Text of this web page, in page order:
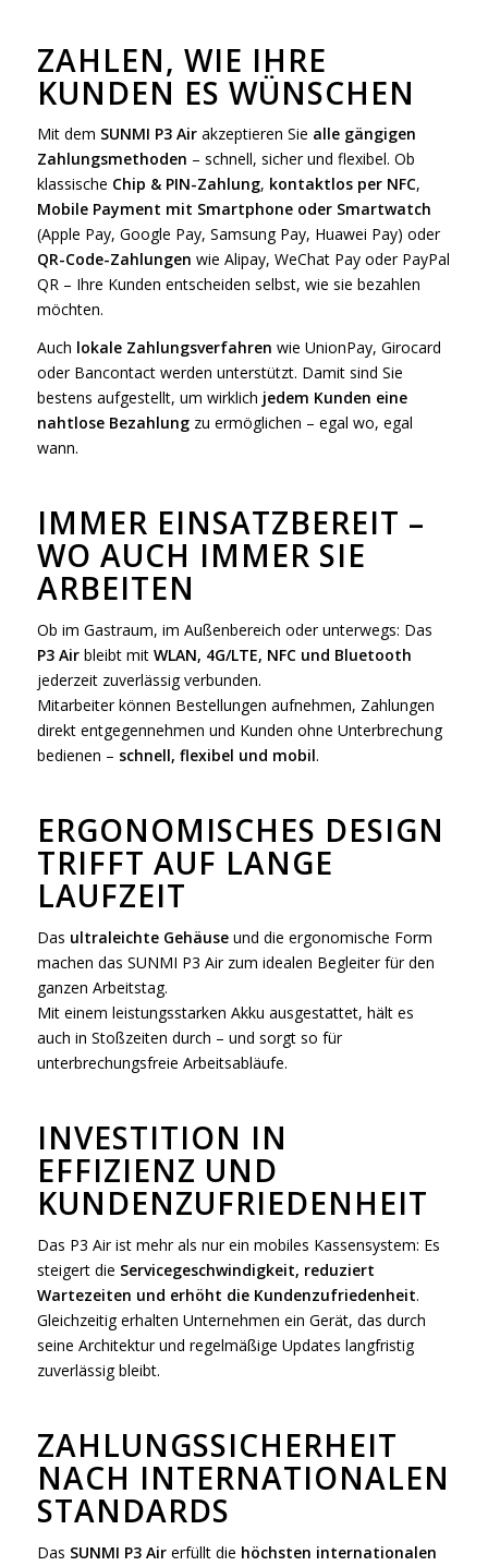
ZAHLEN, WIE IHRE
KUNDEN ES WÜNSCHEN
Mit dem SUNMI P3 Airakzeptieren Sie alle gängigen
Zahlungsmethoden – schnell, sicher und flexibel. Ob
klassische Chip & PIN-Zahlung, kontaktlos per NFC,
Mobile Payment mit Smartphone oder Smartwatch
(Apple Pay, Google Pay, Samsung Pay, Huawei Pay) oder
QR-Code-Zahlungen wie Alipay, WeChat Pay oder PayPal
QR – Ihre Kunden entscheiden selbst, wie sie bezahlen
möchten.
Auch lokale Zahlungsverfahren wie UnionPay, Girocard
oder Bancontact werden unterstützt. Damit sind Sie
bestens aufgestellt, um wirklich jedem Kunden eine
nahtlose Bezahlungzu ermöglichen – egal wo, egal
wann.
IMMER EINSATZBEREIT –
WO AUCH IMMER SIE
ARBEITEN
Ob im Gastraum, im Außenbereich oder unterwegs: Das
P3 Airbleibt mit WLAN, 4G/LTE, NFC und Bluetooth
jederzeit zuverlässig verbunden.
Mitarbeiter können Bestellungen aufnehmen, Zahlungen
direkt entgegennehmen und Kunden ohne Unterbrechung
bedienen – schnell, flexibel und mobil.
ERGONOMISCHES DESIGN
TRIFFT AUF LANGE
LAUFZEIT
Das ultraleichte Gehäuseund die ergonomische Form
machen das SUNMI P3 Air zum idealen Begleiter für den
ganzen Arbeitstag.
Mit einem leistungsstarken Akku ausgestattet, hält es
auch in Stoßzeiten durch – und sorgt so für
unterbrechungsfreie Arbeitsabläufe.
INVESTITION IN
EFFIZIENZ UND
KUNDENZUFRIEDENHEIT
Das P3 Air ist mehr als nur ein mobiles Kassensystem: Es
steigert die Servicegeschwindigkeit, reduziert
Wartezeiten und erhöht die Kundenzufriedenheit.
Gleichzeitig erhalten Unternehmen ein Gerät, das durch
seine Architektur und regelmäßige Updates langfristig
zuverlässig bleibt.
ZAHLUNGSSICHERHEIT
NACH INTERNATIONALEN
STANDARDS
Das SUNMI P3 Airerfüllt die höchsten internationalen